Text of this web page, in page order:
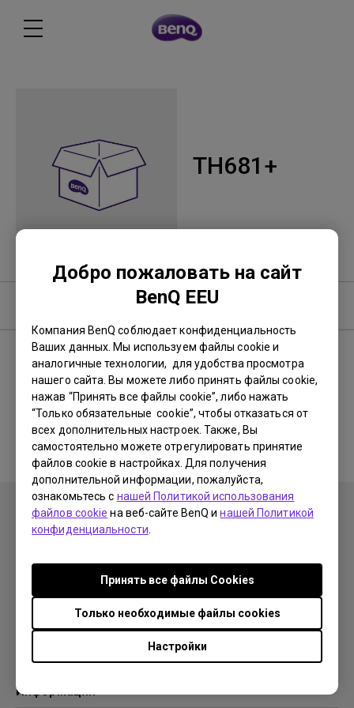
Добро пожаловать на сайт
BenQ EEU
Компания BenQ соблюдает конфиденциальность
Ваших данных. Мы используем файлы cookie и
аналогичные технологии, для удобства просмотра
нашего сайта. Вы можете либо принять файлы cookie,
нажав “Принять все файлы cookie”, либо нажать
“Только обязательные cookie”, чтобы отказаться от
всех дополнительных настроек. Также, Вы
самостоятельно можете отрегулировать принятие
файлов cookie в настройках. Для получения
дополнительной информации, пожалуйста,
ознакомьтесь с нашей Политикой использования
файлов cookie на веб-сайте BenQ инашей Политикой
конфиденциальности
Настройки
Только необходимые файлы cookies
Принять все файлы Сookies
TH681+
Программное обеспечение
Соответствующие программы
и драйверы отсутствуют
Продукция
Мониторы
Решения
Поддержка
Ресурсы
Информация